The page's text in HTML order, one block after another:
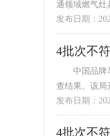
通领域燃气灶
发布日期：
4批次不
中国品牌与防伪杂志/中国品牌质量
查结果。该局
发布日期：